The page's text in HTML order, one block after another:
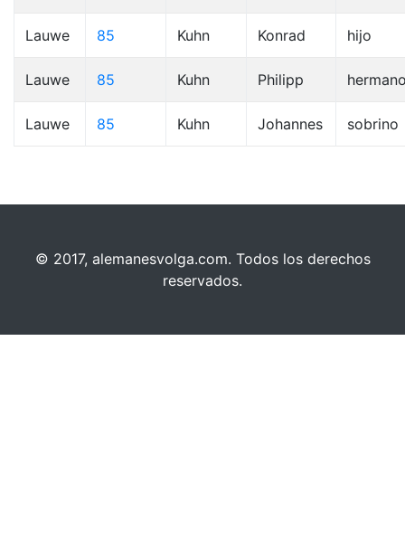
Lauwe 85 Kuhn Konrad hijo
Lauwe 85 Kuhn Philipp
Lauwe 85 Kuhn Johannes sobrino
© 2017, alemanesvolga.com. Todos los derechos
reservados.